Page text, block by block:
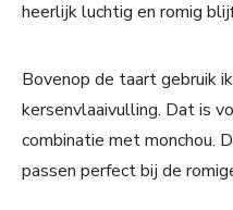
heerlijk luchtig en romig
Bovenop de taart gebruik
kersenvlaaivulling. Dat is
combinatie met monchou.
passen perfect bij de